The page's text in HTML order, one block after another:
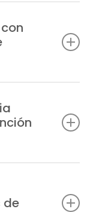
de
garantías y
y envía un
zona de
de